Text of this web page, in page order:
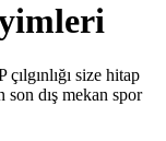
size hitap
son dış mekan spor